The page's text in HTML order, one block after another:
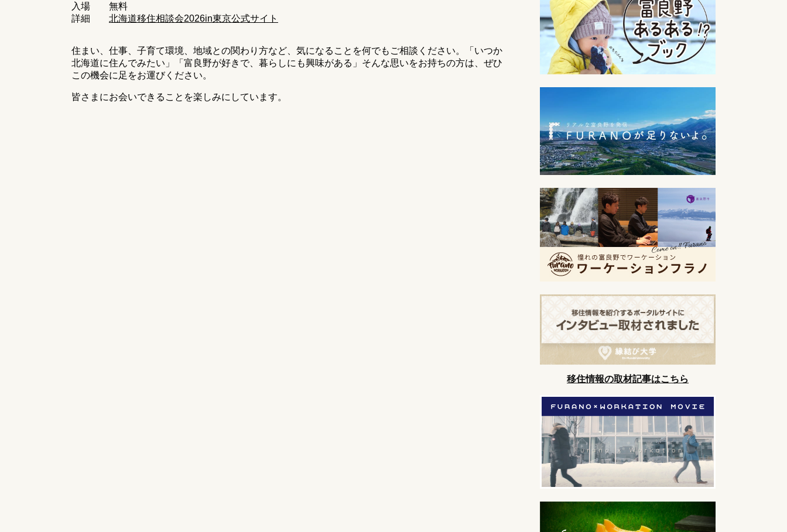
入場 無料
詳細 北海道移住相談会2026in東京公式サイト
住まい、仕事、子育て環境、地域との関わり方など、気になることを何でもご相談ください。「いつか
北海道に住んでみたい」「富良野が好きで、暮らしにも興味がある」そんな思いをお持ちの方は、ぜひ
この機会に足をお運びください。
皆さまにお会いできることを楽しみにしています。
移住情報の取材記事はこちら